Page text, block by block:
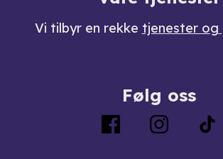
Vi tilbyr en rekke tjenester og
Følg oss